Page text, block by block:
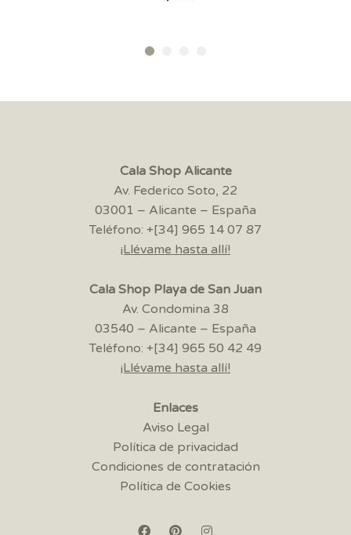
Cala Shop Alicante
Av. Federico Soto, 22
03001 – Alicante – España
Teléfono: +[34] 965 14 07 87
¡Llévame hasta allí!
Cala Shop Playa de San Juan
Av. Condomina 38
03540 – Alicante – España
Teléfono: +[34] 965 50 42 49
¡Llévame hasta allí!
Enlaces
Aviso Legal
Política de privacidad
Condiciones de contratación
Política de Cookies